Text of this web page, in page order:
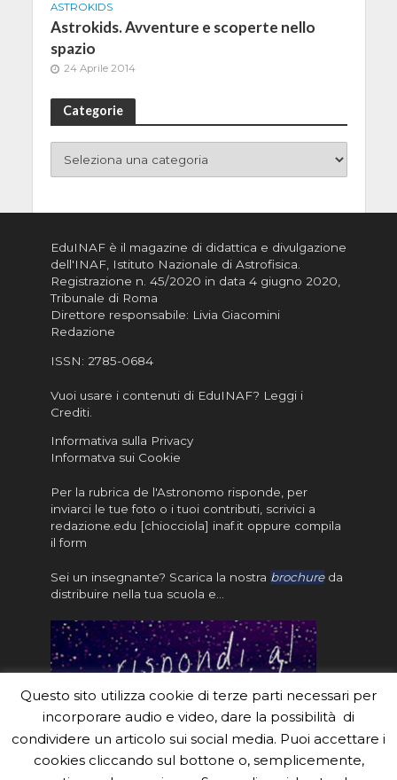
ASTROKIDS
Astrokids. Avventure e scoperte nello
spazio
24 Aprile 2014
Categorie
EduINAF è il magazine di didattica e divulgazione
dell'INAF, Istituto Nazionale di Astrofisica.
Registrazione n. 45/2020 in data 4 giugno 2020,
Tribunale di Roma
Direttore responsabile: Livia Giacomini
Redazione
ISSN: 2785-0684
Vuoi usare i contenuti di EduINAF? Leggi i
Crediti.
Informativa sulla Privacy
Informatva sui Cookie
Per la rubrica de l'Astronomo risponde, per
inviarci le tue foto o i tuoi contributi, scrivici a
redazione.edu [chiocciola] inaf.it oppure compila
il form
Sei un insegnante? Scarica la nostra brochureda
distribuire nella tua scuola e…
Questo sito utilizza cookie di terze parti necessari per
incorporare audio e video, dare la possibilità di
condividere un articolo sui social media. Puoi accettare i
cookies cliccando sul bottone o, semplicemente,